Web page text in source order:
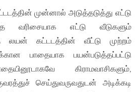
முன்னால் அடுத்தடுத்து எட்டு
வரிசையாக எட்டு வீடுகளும்
கட்டடத்தின் வீட்டு முற்றம்
பாதையாக பயன்படுத்தப்பட்டு
கிராமவாசிகளும்,
செய்துவருவதுடன் அடிக்கடி